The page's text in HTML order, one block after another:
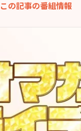
この記事の番組情報